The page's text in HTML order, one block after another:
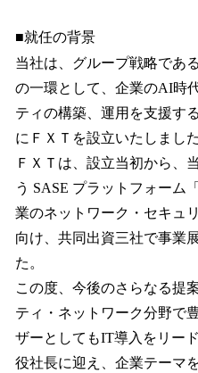
■就任の背景
当社は、グループ戦略であ
の一環として、企業のAI時
ティの構築、運用を支援す
にＦＸＴを設立いたしました
ＦＸＴは、設立当初から、
う SASE プラットフォーム
業のネットワーク・セキュ
向け、共同出資三社で事業
た。
この度、今後のさらなる提
ティ・ネットワーク分野で
ザーとしてもIT導入をリー
役社長に迎え、企業テーマ